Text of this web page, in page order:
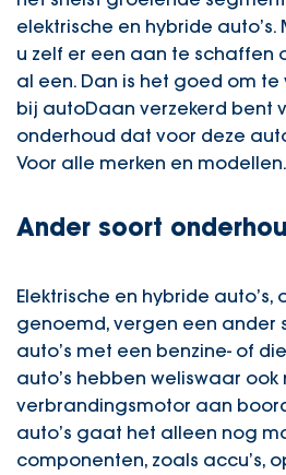
elektrische en hybride
u zelf er een aan te schaffen
al een. Dan is het goed om
bij autoDaan verzekerd bent
onderhoud dat voor deze
Voor alle merken en modellen.
Ander soort
Elektrische en hybride
genoemd, vergen een ander
auto’s met een benzine- of
auto’s hebben weliswaar
verbrandingsmotor aan
auto’s gaat het alleen nog
componenten, zoals accu’s,